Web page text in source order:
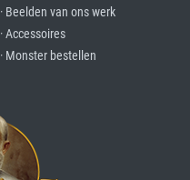
· Beelden van ons werk
· Accessoires
· Monster bestellen